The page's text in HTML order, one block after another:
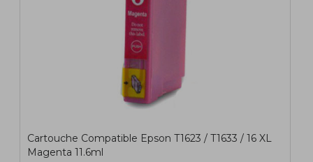
Cartouche Compatible Epson T1623 / T1633 / 16 XL
Magenta 11.6ml